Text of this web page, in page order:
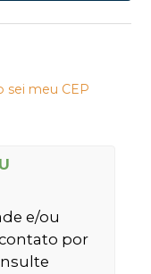
sei meu CEP
e/ou
por